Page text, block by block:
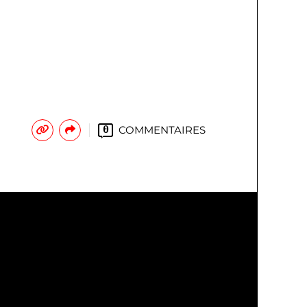
0 COMMENTAIRES